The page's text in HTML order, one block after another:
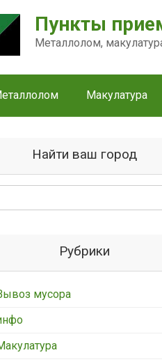
Пункты
Металлолом,
Макулатура
Найти ваш город
Рубрики
мусора